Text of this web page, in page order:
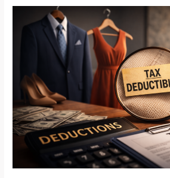
段
或
自
博